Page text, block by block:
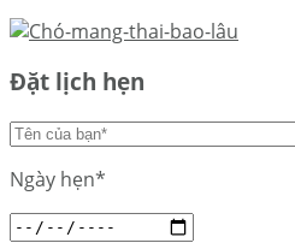
Đặt lịch hẹn
Ngày hẹn*